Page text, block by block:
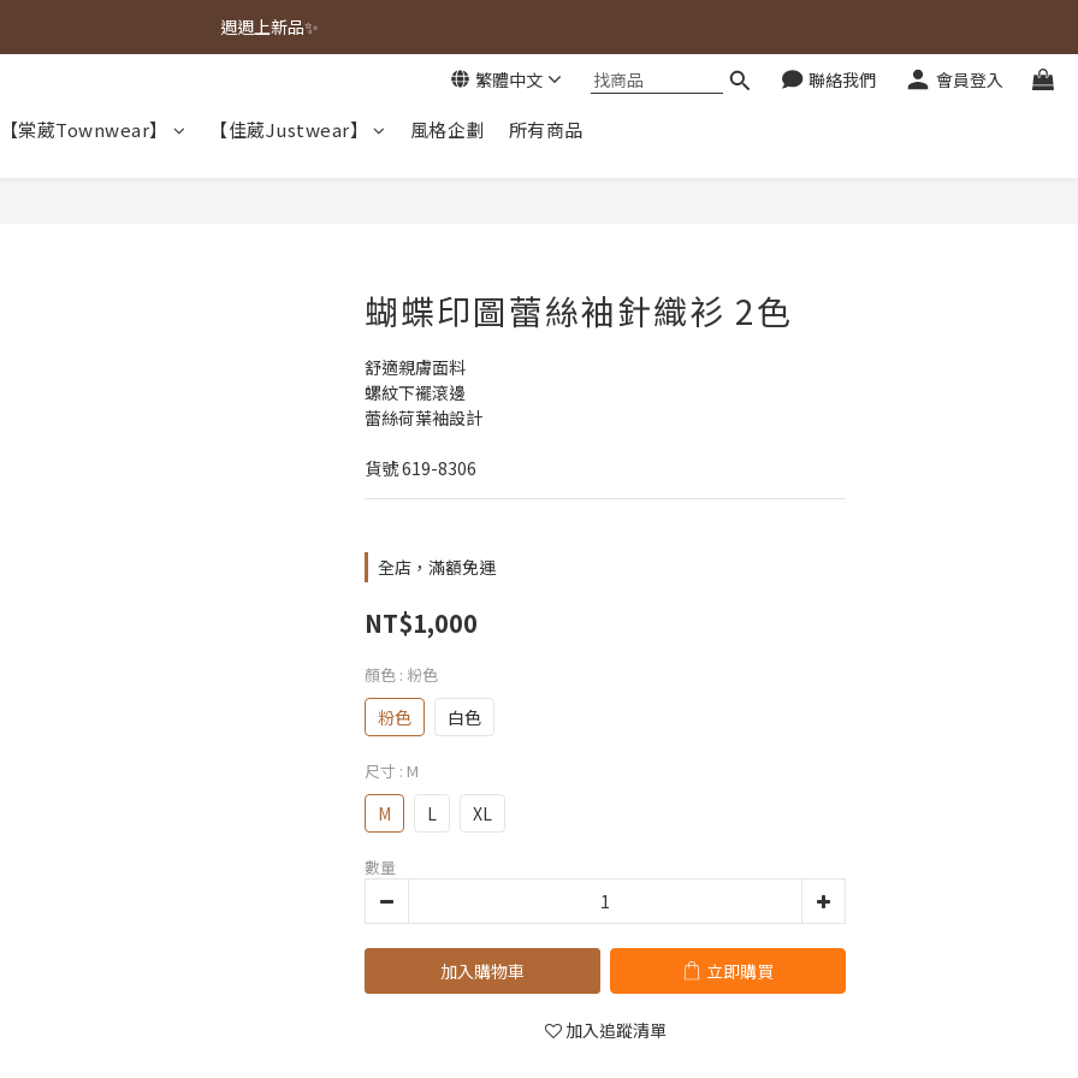
春夏新品上市🌿
週週上新品✨
繁體中文 聯絡我們 會員登入
【棠葳Townwear】 【佳葳Justwear】 風格企劃 所有商品
蝴蝶印圖蕾絲袖針織衫 2色
舒適親膚面料
螺紋下襬滾邊
蕾絲荷葉袖設計
貨號 619-8306
全店，滿額免運
NT$1,000
顏色 : 粉色
粉色 白色
尺寸 : M
M L XL
數量
加入購物車 立即購買
加入追蹤清單